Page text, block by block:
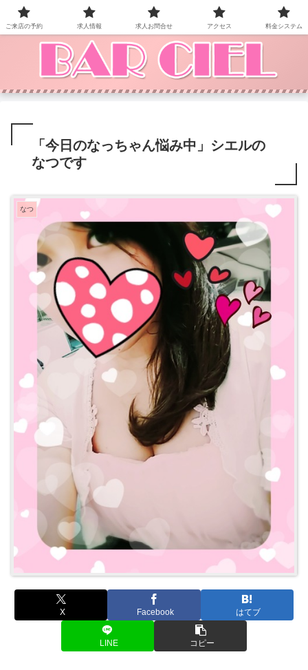
BAR CIEL！ご来店お待ちしています。
「今日のなっちゃん悩み中」シエルの
なつです
なつ
X Facebook はてブ
LINE コピー
ご来店の予約 求人情報 求人お問合せ アクセス 料金システム